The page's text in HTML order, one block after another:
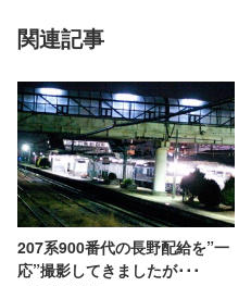
関連記事
207系900番代の長野配給を”一
応”撮影してきましたが･･･